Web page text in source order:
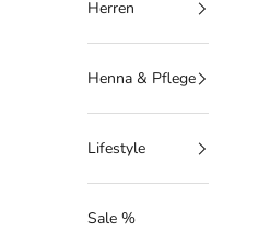
Herren
Henna & Pflege
Lifestyle
Sale %